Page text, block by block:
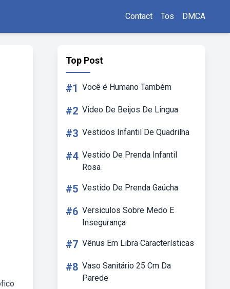
Contact Tos DMCA
Top Post
#1 Você é Humano Também
#2 Video De Beijos De Lingua
#3 Vestidos Infantil De Quadrilha
#4 Vestido De Prenda Infantil
Rosa
#5 Vestido De Prenda Gaúcha
#6 Versiculos Sobre Medo E
Insegurança
#7 Vênus Em Libra Características
#8 Vaso Sanitário 25 Cm Da
Parede